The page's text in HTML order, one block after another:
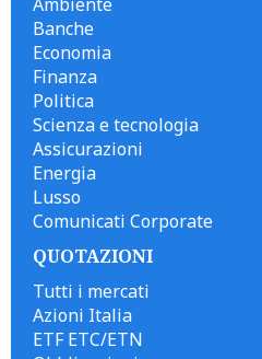
Banche
Economia
Finanza
Politica
Scienza e tecnologia
Assicurazioni
Energia
Lusso
Comunicati Corporate
QUOTAZIONI
Tutti i mercati
Azioni Italia
ETF ETC/ETN